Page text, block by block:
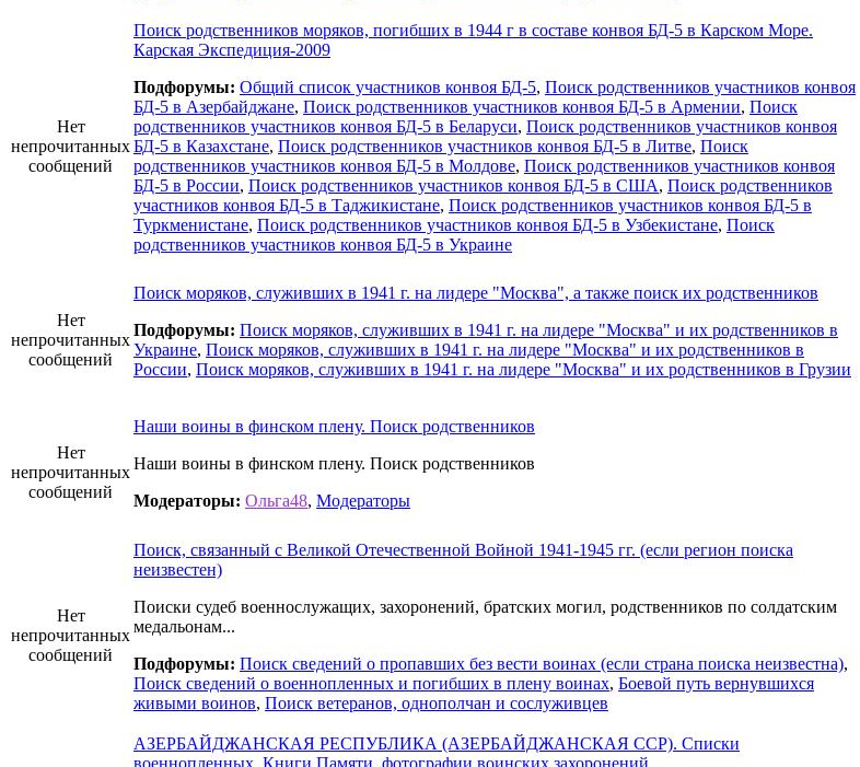
Нет
непрочитанных
сообщений
Поиск родственников моряков, погибших в 1944 г в составе конвоя БД-5 в Карском Море.
Карская Экспедиция-2009
Подфорумы: Общий список участников конвоя БД-5, Поиск родственников участников конвоя
БД-5 в Азербайджане, Поиск родственников участников конвоя БД-5 в Армении, Поиск
родственников участников конвоя БД-5 в Беларуси, Поиск родственников участников конвоя
БД-5 в Казахстане, Поиск родственников участников конвоя БД-5 в Литве, Поиск
родственников участников конвоя БД-5 в Молдове, Поиск родственников участников конвоя
БД-5 в России, Поиск родственников участников конвоя БД-5 в США, Поиск родственников
участников конвоя БД-5 в Таджикистане, Поиск родственников участников конвоя БД-5 в
Туркменистане, Поиск родственников участников конвоя БД-5 в Узбекистане, Поиск
родственников участников конвоя БД-5 в Украине
Нет
непрочитанных
сообщений
Поиск моряков, служивших в 1941 г. на лидере "Москва", а также поиск их родственников
Подфорумы: Поиск моряков, служивших в 1941 г. на лидере "Москва" и их родственников в
Украине, Поиск моряков, служивших в 1941 г. на лидере "Москва" и их родственников в
России, Поиск моряков, служивших в 1941 г. на лидере "Москва" и их родственников в Грузии
Нет
непрочитанных
сообщений
Наши воины в финском плену. Поиск родственников
Наши воины в финском плену. Поиск родственников
Модераторы: Ольга48, Модераторы
Нет
непрочитанных
сообщений
Поиск, связанный с Великой Отечественной Войной 1941-1945 гг. (если регион поиска
неизвестен)
Поиски судеб военнослужащих, захоронений, братских могил, родственников по солдатским
медальонам...
Подфорумы: Поиск сведений о пропавших без вести воинах (если страна поиска неизвестна),
Поиск сведений о военнопленных и погибших в плену воинах, Боевой путь вернувшихся
живыми воинов, Поиск ветеранов, однополчан и сослуживцев
АЗЕРБАЙДЖАНСКАЯ РЕСПУБЛИКА (АЗЕРБАЙДЖАНСКАЯ ССР). Списки
военнопленных, Книги Памяти, фотографии воинских захоронений